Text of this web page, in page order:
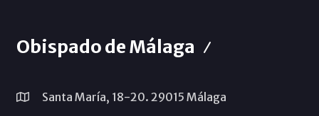
Obispado de Málaga
Santa María, 18-20. 29015 Málaga